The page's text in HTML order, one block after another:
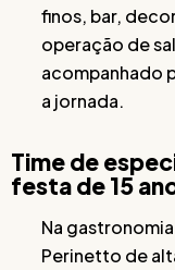
finos, bar,
operação de
acompanhado
a jornada.
Time de
festa de 15
Na
Perinetto de